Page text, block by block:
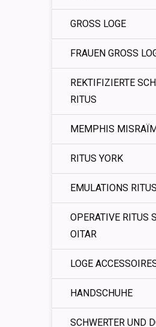
GROSS LOGE
FRAUEN GROSS
REKTIFIZIERTE
RITUS
MEMPHIS
RITUS YORK
EMULATIONS RITUS
OPERATIVE RITUS
OITAR
LOGE
HANDSCHUHE
SCHWERTER UND